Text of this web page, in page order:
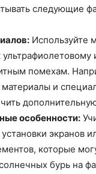
следующие
Используйте
помехам.
и
особенности:
экранов
которые
бурь на